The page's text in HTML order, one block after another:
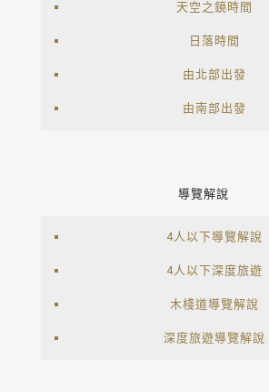
天空之鏡時間
日落時間
由北部出發
由南部出發
導覽解說
4人以下導覽解說
4人以下深度旅遊
木棧道導覽解說
深度旅遊導覽解說